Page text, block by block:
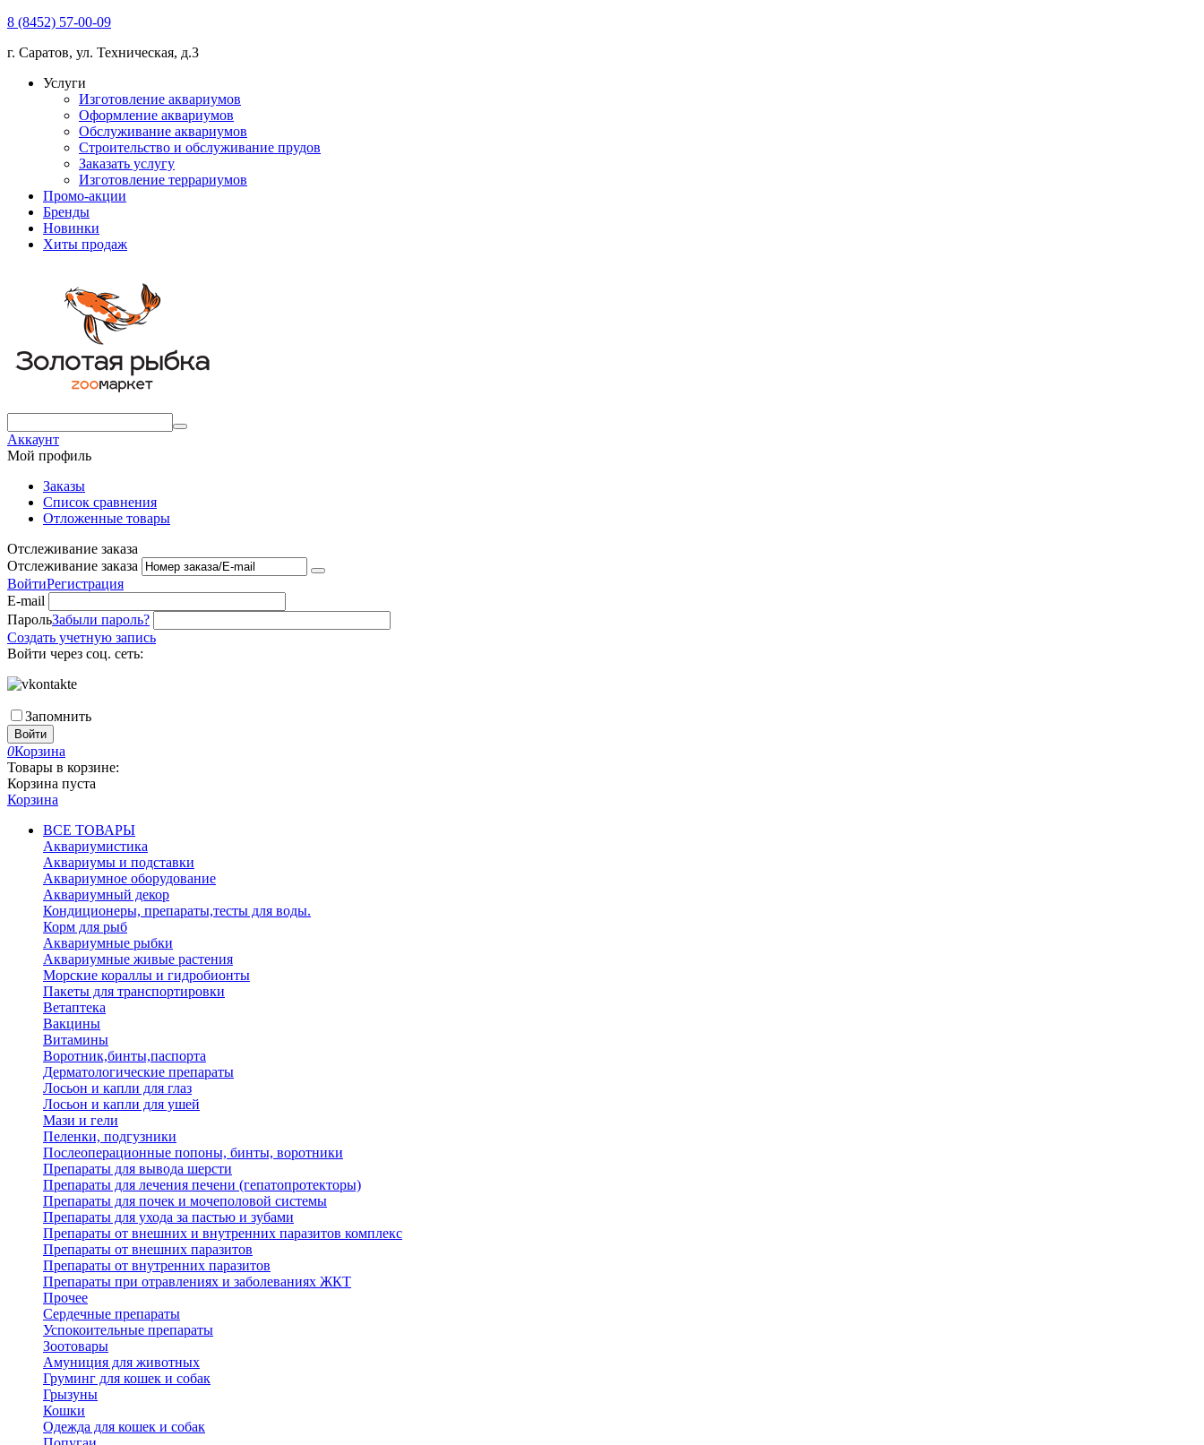
8 (8452) 57-00-09
г. Саратов, ул. Техническая, д.3
Услуги
Изготовление аквариумов
Оформление аквариумов
Обслуживание аквариумов
Строительство и обслуживание прудов
Заказать услугу
Изготовление террариумов
Промо-акции
Бренды
Новинки
Хиты продаж
Аккаунт
Мой профиль
Заказы
Список сравнения
Отложенные товары
Отслеживание заказа
Отслеживание заказа
ВойтиРегистрация
E-mail
ПарольЗабыли пароль?
Создать учетную запись
Войти через соц. сеть:
Запомнить
Войти
0Корзина
Товары в корзине:
Корзина пуста
Корзина
ВСЕ ТОВАРЫ
Аквариумистика
Аквариумы и подставки
Аквариумное оборудование
Аквариумный декор
Кондиционеры, препараты,тесты для воды.
Корм для рыб
Аквариумные рыбки
Аквариумные живые растения
Морские кораллы и гидробионты
Пакеты для транспортировки
Ветаптека
Вакцины
Витамины
Воротник,бинты,паспорта
Дерматологические препараты
Лосьон и капли для глаз
Лосьон и капли для ушей
Мази и гели
Пеленки, подгузники
Послеоперационные попоны, бинты, воротники
Препараты для вывода шерсти
Препараты для лечения печени (гепатопротекторы)
Препараты для почек и мочеполовой системы
Препараты для ухода за пастью и зубами
Препараты от внешних и внутренних паразитов комплекс
Препараты от внешних паразитов
Препараты от внутренних паразитов
Препараты при отравлениях и заболеваниях ЖКТ
Прочее
Сердечные препараты
Успокоительные препараты
Зоотовары
Амуниция для животных
Груминг для кошек и собак
Грызуны
Кошки
Одежда для кошек и собак